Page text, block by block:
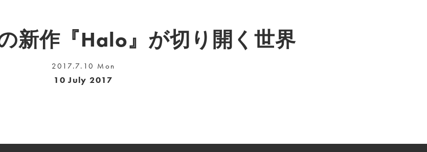
新作『Halo』が切り開く世界
2017.7.10 Mon
10 July 2017